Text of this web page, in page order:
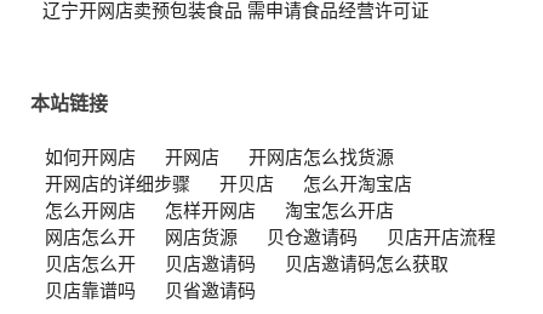
辽宁开网店卖预包装食品 需申请食品经营许可证
本站链接
如何开网店 开网店
开网店怎么找货源
开网店的详细步骤
开贝店
怎么开淘宝店
怎么开网店
怎样开网店
淘宝怎么开店
网店怎么开
网店货源 贝仓邀请码
贝店开店流程
贝店怎么开
贝店邀请码
贝店邀请码怎么获取
贝店靠谱吗
贝省邀请码